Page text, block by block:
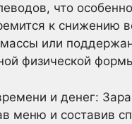
что
к снижению
или
физической
и денег:
меню и составив